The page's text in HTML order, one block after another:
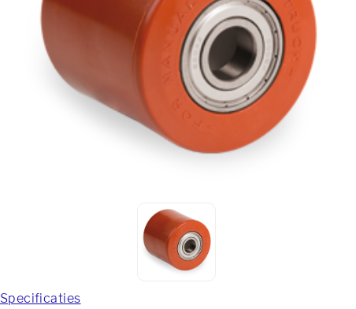
Specificaties